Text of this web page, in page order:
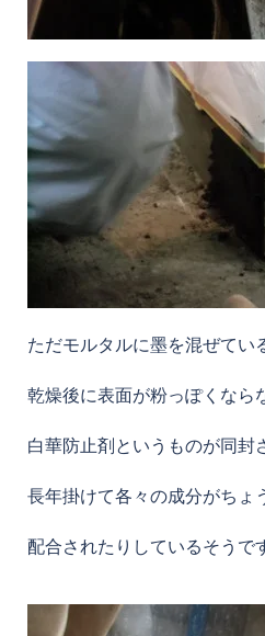
ただモルタルに墨を混ぜてい
乾燥後に表面が粉っぽくなら
白華防止剤というものが同封
長年掛けて各々の成分がちょ
配合されたりしているそうで